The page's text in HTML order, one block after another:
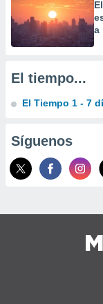
a
El tiempo...
El Tiempo 1 - 7
Síguenos